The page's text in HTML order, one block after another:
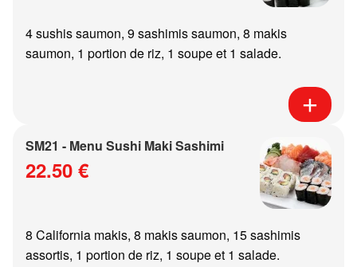
4 sushis saumon, 9 sashimis saumon, 8 makis
saumon, 1 portion de riz, 1 soupe et 1 salade.
SM21 - Menu Sushi Maki Sashimi
22.50 €
8 California makis, 8 makis saumon, 15 sashimis
assortis, 1 portion de riz, 1 soupe et 1 salade.